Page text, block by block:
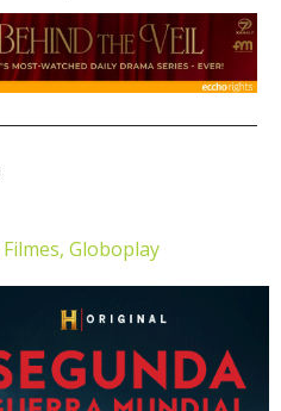
Globoplay